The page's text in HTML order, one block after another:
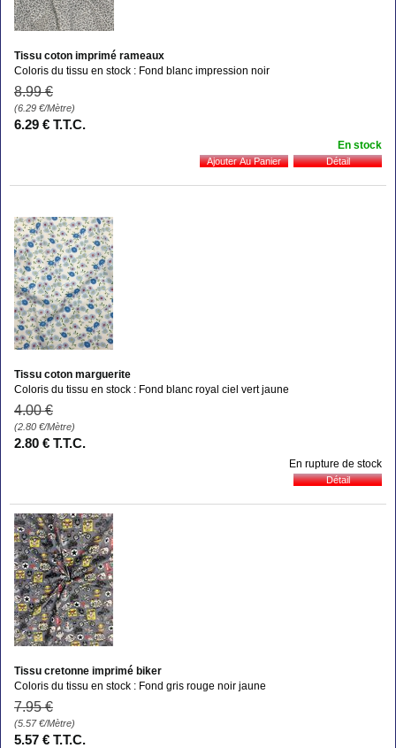
Tissu coton imprimé rameaux
Coloris du tissu en stock : Fond blanc impression noir
8.99 €
(6.29 €/Mètre)
6.29 € T.T.C.
En stock
Tissu coton marguerite
Coloris du tissu en stock : Fond blanc royal ciel vert jaune
4.00 €
(2.80 €/Mètre)
2.80 € T.T.C.
En rupture de stock
Tissu cretonne imprimé biker
Coloris du tissu en stock : Fond gris rouge noir jaune
7.95 €
(5.57€/Mètre)
5.57 € T.T.C.